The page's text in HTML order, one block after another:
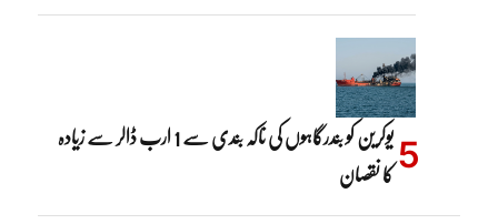
یوکرین کو بندرگاہوں کی ناکہ بندی سے 1 ارب ڈالر سے زیادہ
کا نقصان